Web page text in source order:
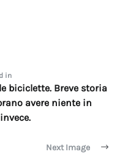
in
biciclette. Breve storia
avere niente in
Next Image